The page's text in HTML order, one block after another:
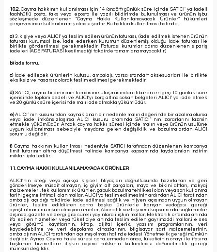
10.2.Cayma hakkının kullanılması için 14 (ondört) günlük süre içinde SATICI' ya iadeli
taahhütlü posta, faks veya eposta ile yazılı bildirimde bulunulması ve ürünün işbu
sözleşmede düzenlenen "Cayma Hakkı Kullanılamayacak Ürünler" hükümleri
çerçevesinde kullanılmamış olması şarttır. Bu hakkın kullanılması halinde,
a)3. kişiye veya ALICI’ ya teslim edilen ürünün faturası, (İade edilmek istenen ürünün
faturası kurumsal ise, iade ederken kurumun düzenlemiş olduğu iade faturası ile
birlikte gönderilmesi gerekmektedir. Faturası kurumlar adına düzenlenen sipariş
iadeleri İADE FATURASI kesilmediği takdirde tamamlanamayacaktır.)
b)İade formu,
c)İade edilecek ürünlerin kutusu, ambalajı, varsa standart aksesuarları ile birlikte
eksiksiz ve hasarsız olarak teslim edilmesi gerekmektedir.
d)SATICI, cayma bildiriminin kendisine ulaşmasından itibaren en geç 10 günlük süre
içerisinde toplam bedeli ve ALICI’yı borç altına sokan belgeleri ALICI’ ya iade etmek
ve 20 günlük süre içerisinde malı iade almakla yükümlüdür.
e)ALICI’ nın kusurundan kaynaklanan bir nedenle malın değerinde bir azalma olursa
veya iade imkânsızlaşırsa ALICI kusuru oranında SATICI’ nın zararlarını tazmin
etmekle yükümlüdür. Ancak cayma hakkı süresi içinde malın veya ürünün usulüne
uygun kullanılması sebebiyle meydana gelen değişiklik ve bozulmalardan ALICI
sorumlu değildir.
f)Cayma hakkının kullanılması nedeniyle SATICI tarafından düzenlenen kampanya
limit tutarının altına düşülmesi halinde kampanya kapsamında faydalanılan indirim
miktarı iptal edilir.
11. CAYMA HAKKI KULLANILAMAYACAK ÜRÜNLER
ALICI’nın isteği veya açıkça kişisel ihtiyaçları doğrultusunda hazırlanan ve geri
gönderilmeye müsait olmayan, iç giyim alt parçaları, mayo ve bikini altları, makyaj
malzemeleri, tek kullanımlık ürünler, çabuk bozulma tehlikesi olan veya son kullanma
tarihi geçme ihtimali olan mallar, ALICI’ya teslim edilmesinin ardından ALICI tarafından
ambalajı açıldığı takdirde iade edilmesi sağlık ve hijyen açısından uygun olmayan
ürünler, teslim edildikten sonra başka ürünlerle karışan vedoğası gereği
ayrıştırılması mümkün olmayan ürünler, Abonelik sözleşmesi kapsamında sağlananlar
dışında, gazete ve dergi gibi süreli yayınlara ilişkin mallar, Elektronik ortamda anında
ifa edilen hizmetler veya tüketiciye anında teslim edilen gayrimaddi mallar,ile ses
veya görüntü kayıtlarının, kitap, dijital içerik, yazılım programlarının, veri
kaydedebilme ve veri depolama cihazlarının, bilgisayar sarf malzemelerinin,
ambalajının ALICI tarafından açılmış olması halinde iadesi Yönetmelik gereği mümkün
değildir. Ayrıca Cayma hakkı süresi sona ermeden önce, tüketicinin onayı ile ifasına
başlanan hizmetlere ilişkin cayma hakkının kullanılması daYönetmelik gereği
mümkün değildir.